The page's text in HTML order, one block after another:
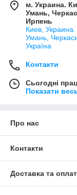
м. Украина.
Умань,
Ирпень
Киев,
Умань,
Україна
Контакти
Сьогодні
Показати
Про нас
Контакти
Доставка та